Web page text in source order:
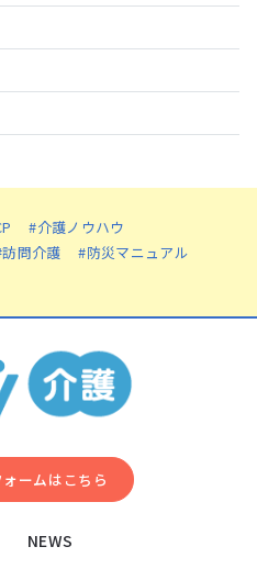
#介護ノウハウ
問介護
#防災マニュアル
ームはこちら
NEWS